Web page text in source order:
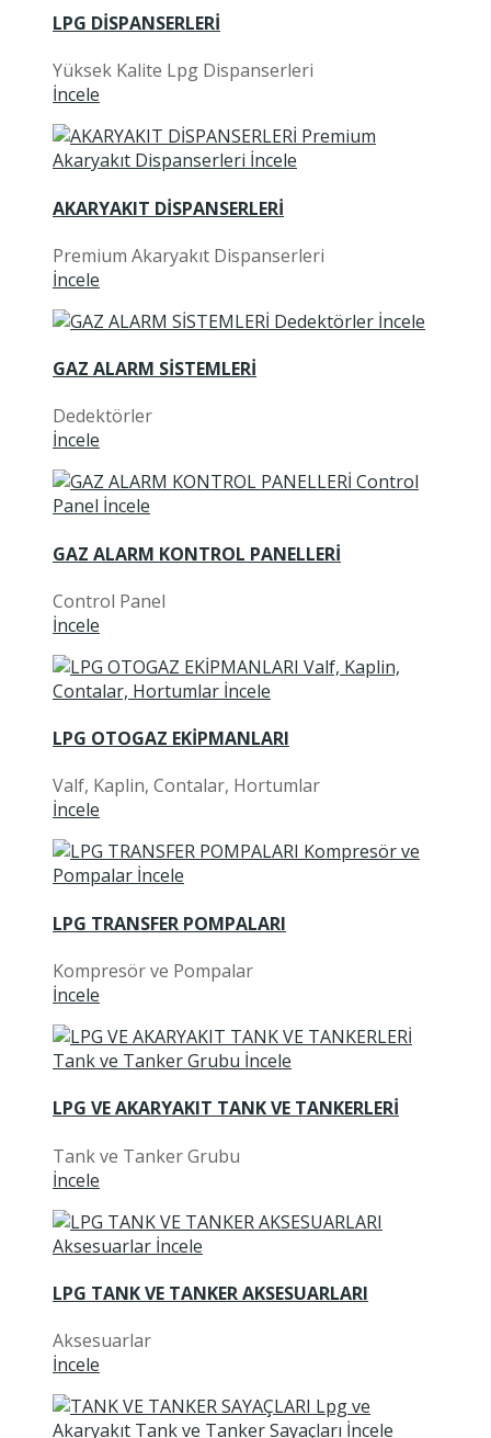
LPG DİSPANSERLERİ
Yüksek Kalite Lpg Dispanserleri
İncele
AKARYAKIT DİSPANSERLERİ
Premium Akaryakıt Dispanserleri
İncele
GAZ ALARM SİSTEMLERİ
Dedektörler
İncele
GAZ ALARM KONTROL PANELLERİ
Control Panel
İncele
LPG OTOGAZ EKİPMANLARI
Valf, Kaplin, Contalar, Hortumlar
İncele
LPG TRANSFER POMPALARI
Kompresör ve Pompalar
İncele
LPG VE AKARYAKIT TANK VE TANKERLERİ
Tank ve Tanker Grubu
İncele
LPG TANK VE TANKER AKSESUARLARI
Aksesuarlar
İncele